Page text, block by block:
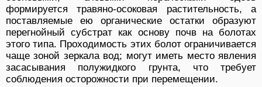
формируется травяно-осоковая растительность, а
поставляемые ею органические остатки образуют
перегнойный субстрат как основу почв на болотах
этого типа. Проходимость этих болот ограничивается
чаще зоной зеркала вод; могут иметь место явления
засасывания полужидкого грунта, что требует
соблюдения осторожности при перемещении.